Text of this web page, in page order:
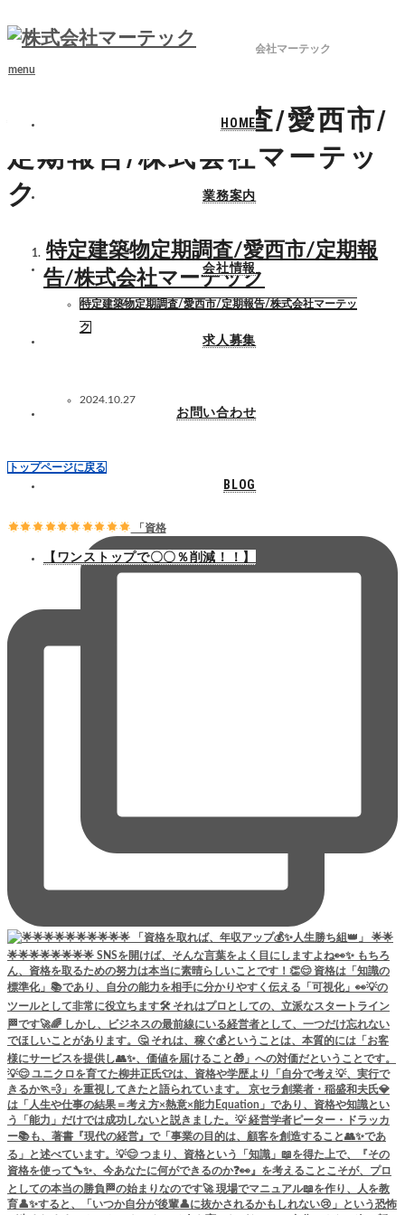
menu
HOME
業務案内
会社情報
求人募集
お問い合わせ
BLOG
【ワンストップで〇〇％削減！！】
ブログ
特定建築物定期調査/愛西市/定期報告/株式会社マーテック
特定建築物定期調査/愛西市/
定期報告/株式会社マーテッ
ク
特定建築物定期調査/愛西市/定期報
告/株式会社マーテック
特定建築物定期調査/愛西市/定期報告/株式会社マーテッ
ク
2024.10.27
トップページに戻る
「資格